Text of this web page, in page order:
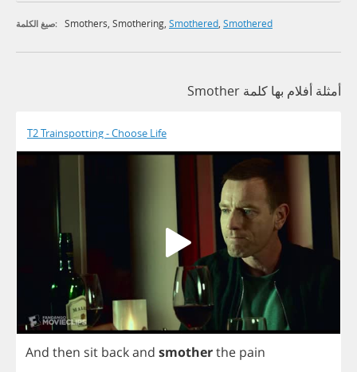
صيغ الكلمة: Smothers, Smothering, Smothered, Smothered
أمثلة أفلام بها كلمة Smother
T2 Trainspotting - Choose Life
And then sit backand smotherthe pain